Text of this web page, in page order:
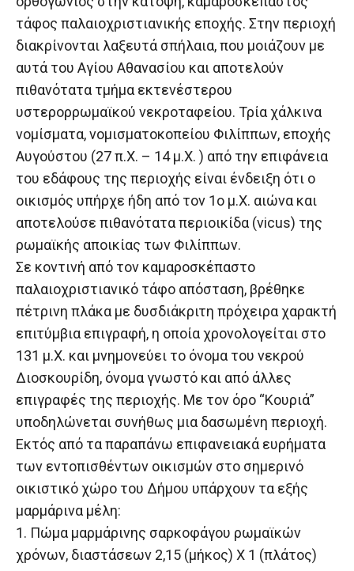
τάφος παλαιοχριστιανικής εποχής. Στην περιοχή
διακρίνονται λαξευτά σπήλαια, που μοιάζουν με
αυτά του Αγίου Αθανασίου και αποτελούν
πιθανότατα τμήμα εκτενέστερου
υστερορρωμαϊκού νεκροταφείου. Τρία χάλκινα
νομίσματα, νομισματοκοπείου Φιλίππων, εποχής
Αυγούστου (27 π.Χ. – 14 μ.Χ. ) από την επιφάνεια
του εδάφους της περιοχής είναι ένδειξη ότι ο
οικισμός υπήρχε ήδη από τον 1ο μ.Χ. αιώνα και
αποτελούσε πιθανότατα περιοικίδα (vicus) της
ρωμαϊκής αποικίας των Φιλίππων.
Σε κοντινή από τον καμαροσκέπαστο
παλαιοχριστιανικό τάφο απόσταση, βρέθηκε
πέτρινη πλάκα με δυσδιάκριτη πρόχειρα χαρακτή
επιτύμβια επιγραφή, η οποία χρονολογείται στο
131 μ.Χ. και μνημονεύει το όνομα του νεκρού
Διοσκουρίδη, όνομα γνωστό και από άλλες
επιγραφές της περιοχής. Με τον όρο “Κουριά”
υποδηλώνεται συνήθως μια δασωμένη περιοχή.
Εκτός από τα παραπάνω επιφανειακά ευρήματα
των εντοπισθέντων οικισμών στο σημερινό
οικιστικό χώρο του Δήμου υπάρχουν τα εξής
μαρμάρινα μέλη:
1. Πώμα μαρμάρινης σαρκοφάγου ρωμαϊκών
χρόνων, διαστάσεων 2,15 (μήκος) Χ 1 (πλάτος)